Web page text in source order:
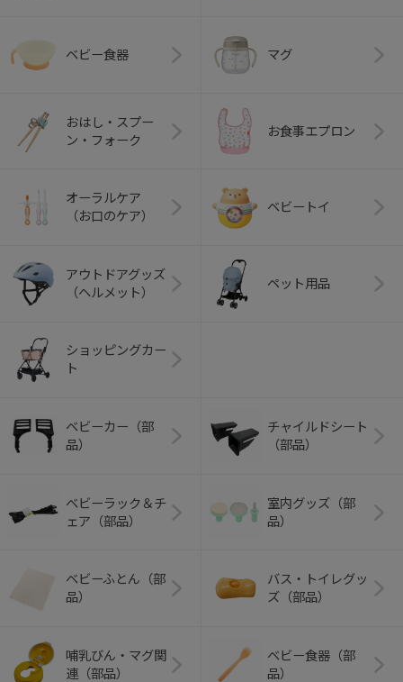
ベビー食器 マグ
おはし・スプー
ン・フォーク
お食事エプロン
オーラルケア
（お口のケア）
ベビートイ
アウトドアグッズ
（ヘルメット）
ペット用品
ショッピングカー
ト
ベビーカー（部
品）
チャイルドシート
（部品）
ベビーラック＆チ
ェア（部品）
室内グッズ（部
品）
ベビーふとん（部
品）
バス・トイレグッ
ズ（部品）
哺乳びん・マグ関
連（部品）
ベビー食器（部
品）